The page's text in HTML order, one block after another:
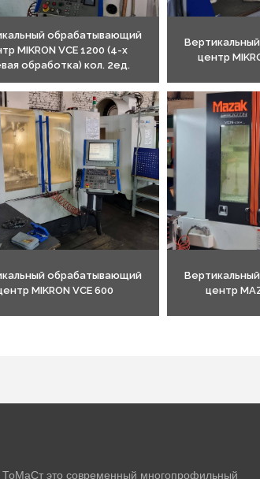
обрабатывающий
MIKRON VCE 1200 (4-х
обработка) кол. 2ед.
центр
обрабатывающий
MIKRON VCE 600
центр
ТоМаСт это современный многопрофильный